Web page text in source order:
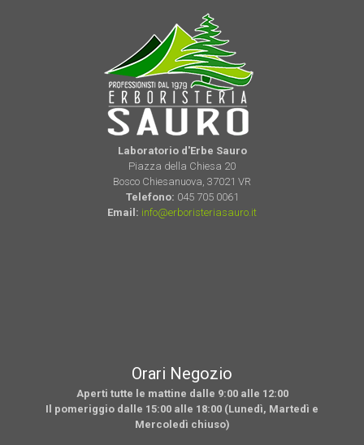
Laboratorio d'Erbe Sauro
Piazza della Chiesa 20
Bosco Chiesanuova, 37021 VR
Telefono: 045 705 0061
Email: info@erboristeriasauro.it
Orari Negozio
Aperti tutte le mattine dalle 9:00 alle 12:00
Il pomeriggio dalle 15:00 alle 18:00 (Lunedì, Martedì e
Mercoledì chiuso)